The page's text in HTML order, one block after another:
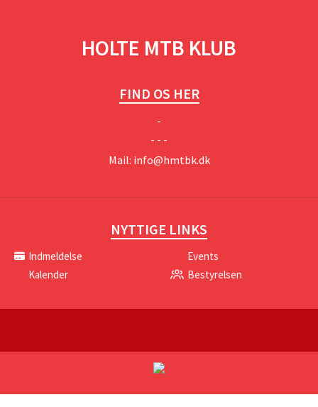
HOLTE MTB KLUB
FIND OS HER
-
- - -
Mail: info@hmtbk.dk
NYTTIGE LINKS
Indmeldelse
Events
Kalender
Bestyrelsen